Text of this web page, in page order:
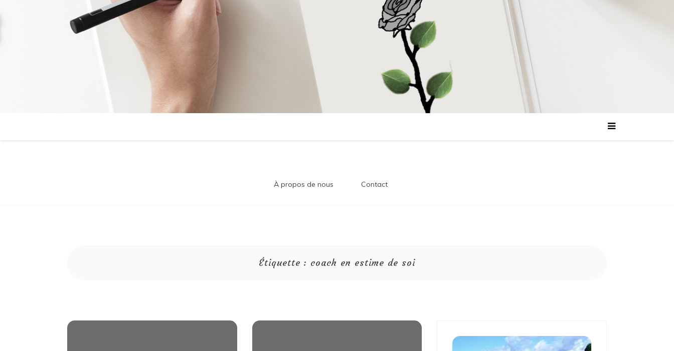
À propos de nous Contact
Étiquette : coach en estime de soi